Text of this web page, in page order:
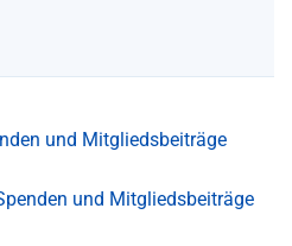
und Mitgliedsbeiträge
und Mitgliedsbeiträge